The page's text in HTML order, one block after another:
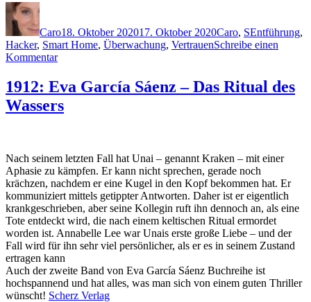
Autor
Caro18. Oktober 202017. Oktober 2020Caro, SEntführung,
Hacker, Smart Home, Überwachung, VertrauenSchreibe einen
Kommentarzu
Arno
Strobel
–
1912: Eva García Sáenz – Das Ritual des
Wassers
Nach seinem letzten Fall hat Unai – genannt Kraken – mit einer
Aphasie zu kämpfen. Er kann nicht sprechen, gerade noch
krächzen, nachdem er eine Kugel in den Kopf bekommen hat. Er
kommuniziert mittels getippter Antworten. Daher ist er eigentlich
krankgeschrieben, aber seine Kollegin ruft ihn dennoch an, als eine
Tote entdeckt wird, die nach einem keltischen Ritual ermordet
worden ist. Annabelle Lee war Unais erste große Liebe – und der
Fall wird für ihn sehr viel persönlicher, als er es in seinem Zustand
ertragen kann
Auch der zweite Band von Eva García Sáenz Buchreihe ist
hochspannend und hat alles, was man sich von einem guten Thriller
wünscht! Scherz Verlag